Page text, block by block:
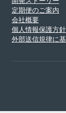
定期便のご案内
会社概要
個人情報保護方針
外部送信規律に